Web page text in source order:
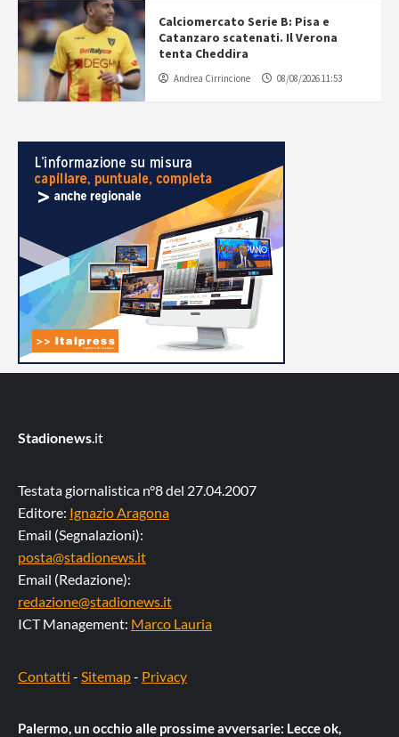
Calciomercato Serie B: Pisa e
Catanzaro scatenati. Il Verona
tenta Cheddira
Andrea Cirrincione 08/08/2026 11:53
Stadionews .it
Testata giornalistica n°8 del 27.04.2007
Editore: Ignazio Aragona
Email (Segnalazioni):
posta@stadionews.it
Email (Redazione):
redazione@stadionews.it
ICT Management: Marco Lauria
Contatti - Sitemap- Privacy
Palermo, un occhio alle prossime avversarie: Lecce ok,